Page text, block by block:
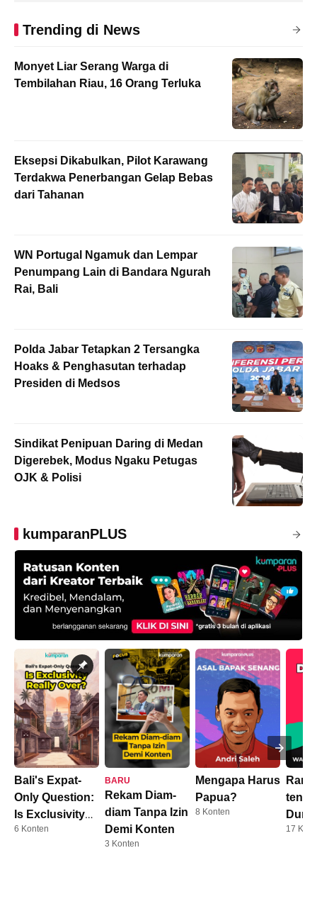
Trending di News
Monyet Liar Serang Warga di
Tembilahan Riau, 16 Orang Terluka
Eksepsi Dikabulkan, Pilot Karawang
Terdakwa Penerbangan Gelap Bebas
dari Tahanan
WN Portugal Ngamuk dan Lempar
Penumpang Lain di Bandara Ngurah
Rai, Bali
Polda Jabar Tetapkan 2 Tersangka
Hoaks & Penghasutan terhadap
Presiden di Medsos
Sindikat Penipuan Daring di Medan
Digerebek, Modus Ngaku Petugas
OJK & Polisi
kumparanPLUS
Bali's Expat-
Only Question:
Is Exclusivity
Really Over?
6 Konten
BARU
Rekam Diam-
diam Tanpa Izin
Demi Konten
3 Konten
Mengapa Harus
Papua?
8 Konten
Dunia
17